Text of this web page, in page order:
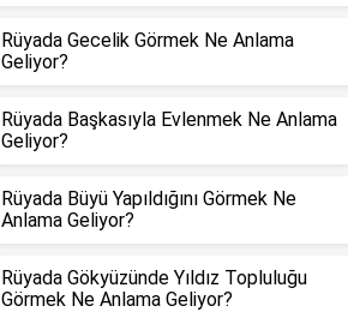
Rüyada Gecelik Görmek Ne Anlama
Geliyor?
Rüyada Başkasıyla Evlenmek Ne Anlama
Geliyor?
Rüyada Büyü Yapıldığını Görmek Ne
Anlama Geliyor?
Rüyada Gökyüzünde Yıldız Topluluğu
Görmek Ne Anlama Geliyor?